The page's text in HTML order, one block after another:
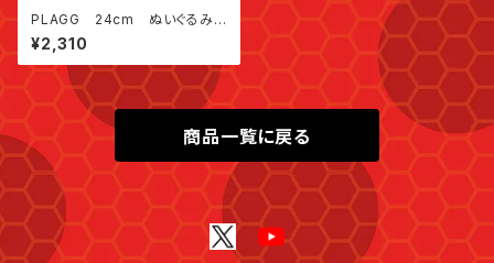
PLAGG 24cm ぬいぐるみ
（海外販売品）
¥2,310
商品一覧に戻る